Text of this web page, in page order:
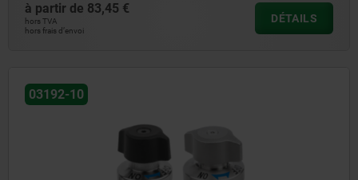
à partir de 83,45 €
hors TVA
hors frais d’envoi
DÉTAILS
03192-10